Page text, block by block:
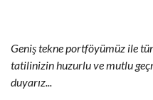
Geniş tekne portföyümüz ile
tatilinizin huzurlu ve mutlu
duyarız...